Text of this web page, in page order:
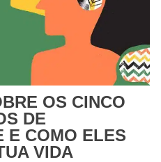
OS CINCO
DE
E COMO ELES
VIDA